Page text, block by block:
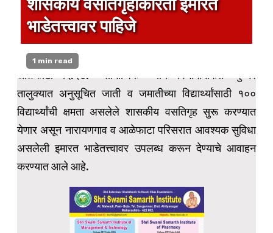
शासकीय वसतिगृहाकरिता इमारत
भाडेतत्त्वावर पाहिजे
1 min read
आळेफाटा दि.२७:- सामाजिक न्याय विभागामार्फत जुन्नर
तालुक्यात अनुसूचित जाती व जमातीच्या विद्यार्थ्यांसाठी १००
विद्यार्थ्यांची क्षमता असलेले शासकीय वसतिगृह सुरू करण्यात
येणार असून नारायणगाव व आळेफाटा परिसरात आवश्यक सुविधा
असलेली इमारत भाडेतत्त्वावर उपलब्ध करून देण्याचे आवाहन
करण्यात आले आहे.